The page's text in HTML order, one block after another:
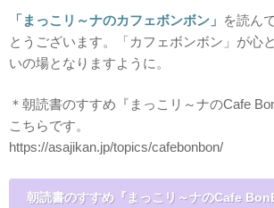
「まっこリ～ナのカフェボンボン」 を読ん
とうございます。「カフェボンボン」が心
いの場となりますように。
＊朝読書のすすめ『まっこリ～ナのCafe
こちらです。
https://asajikan.jp/topics/cafebonbon/
朝読書のすすめ『まっこリ～ナのCafe